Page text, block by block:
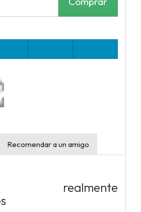
Recomendar a un amigo
realmente